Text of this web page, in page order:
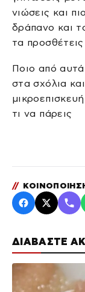
ΔΙΑΒΑΣΤΕ
νιώσεις και
δράπανο και
τα προσθέτεις
Ποιο από αυτά
στα σχόλια
τι να πάρεις
//